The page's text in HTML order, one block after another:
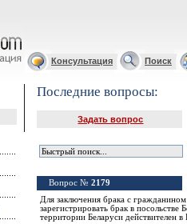
Консультация Поиск
Последние вопросы:
Задать вопрос
Вопрос № 2179
Для заключения брака с
зарегистрировать брак в посольстве
территории Беларуси действителен в